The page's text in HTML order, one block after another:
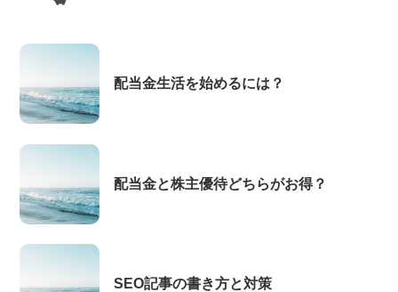
配当金生活を始めるには？
配当金と株主優待どちらがお得？
SEO記事の書き方と対策